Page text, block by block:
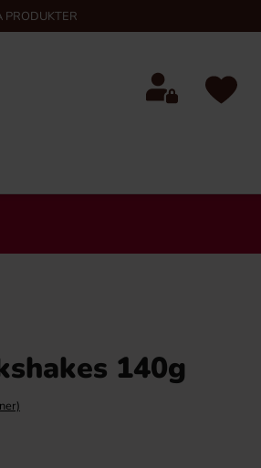
PRODUKTER
140g